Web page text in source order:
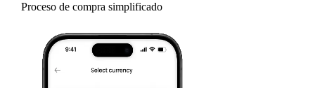
Proceso de compra simplificado